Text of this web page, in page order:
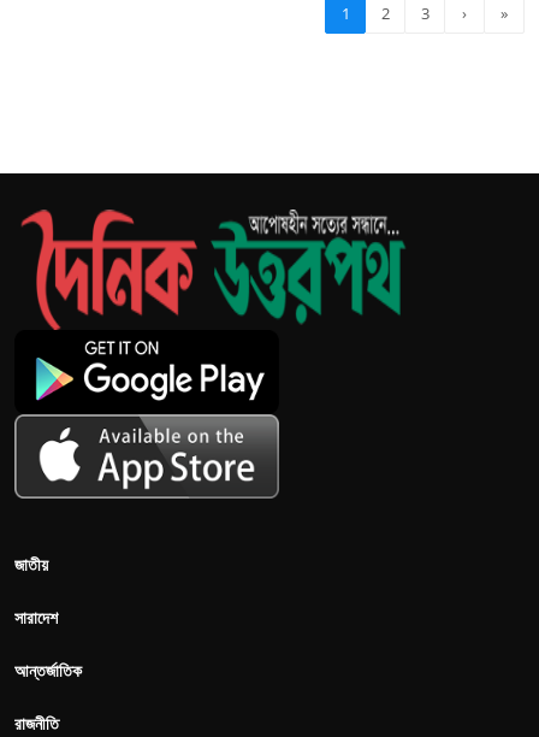
1 2 3 › »
জাতীয়
সারাদেশ
আন্তর্জাতিক
রাজনীতি